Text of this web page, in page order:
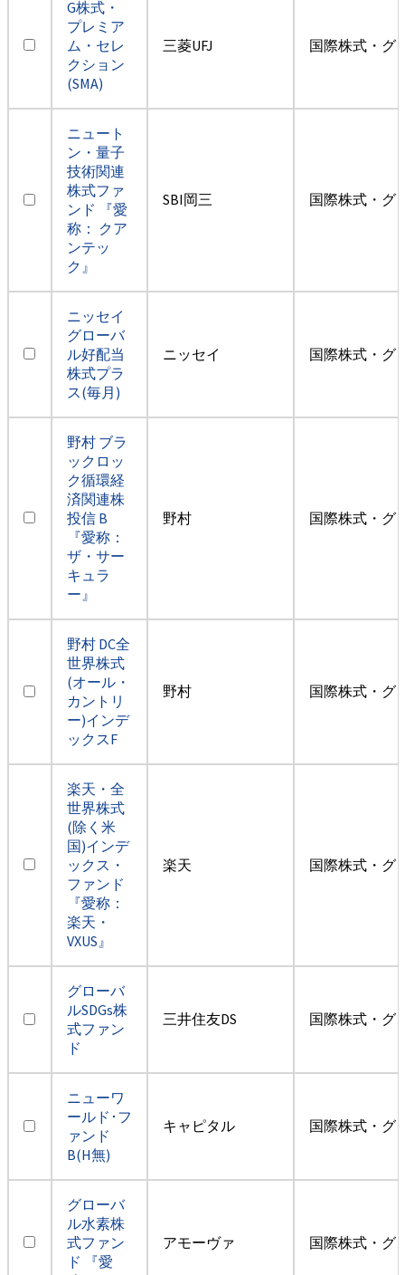
G株式・
プレミア
ム・セレ
クション
(SMA)
三菱UFJ 国際株式・グ
ニュート
ン・量子
技術関連
株式ファ
ンド 『愛
称： クア
ンテッ
ク』
SBI岡三 国際株式・グ
ニッセイ
グローバ
ル好配当
株式プラ
ス(毎月)
ニッセイ 国際株式・グ
野村 ブラ
ックロッ
ク循環経
済関連株
投信 B
『愛称：
ザ・サー
キュラ
ー』
野村 国際株式・グ
野村 DC全
世界株式
(オール・
カントリ
ー)インデ
ックスF
野村 国際株式・グ
楽天・全
世界株式
(除く米
国)インデ
ックス・
ファンド
『愛称：
楽天・
VXUS』
楽天 国際株式・グ
グローバ
ルSDGs株
式ファン
ド
三井住友DS 国際株式・グ
ニューワ
ールド･フ
ァンド
B(H無)
キャピタル 国際株式・グ
グローバ
ル水素株
式ファン
ド 『愛
アモーヴァ 国際株式・グ